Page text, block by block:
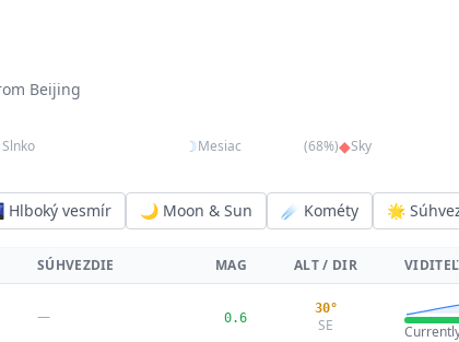
Beijing
Slnko ☽Mesiac (68%)◆Sky
Hlboký vesmír 🌙 Moon & Sun ☄ Kométy 🌟
SÚHVEZDIE MAG ALT / DIR
— 0.6
30°
SE